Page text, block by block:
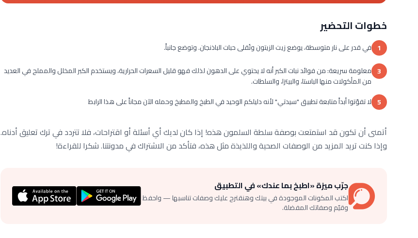
خطوات التحضير
1 في قدر على نار متوسطة، يوضع زيت الزيتون وتُقلى حبات الباذنجان. وتوضع جانباً.
3 معلومة سريعة: من فوائد نبات الكبر أنه لا يحتوي على الدهون لذلك فهو قليل السعرات الحرارية، ويستخدم الكبر المخلل والمملح في العديد
من المأكولات منها الباستا، والبيتزا، والسلطات.
5 لا تفوّتوا أبداً متابعة تطبيق "سيدتي" لأنه دليلكم الوحيد في الطبخ والمطبخ وحمله الآن مجاناً على هذا الرابط
أتمنى أن تكون قد استمتعت بوصفة سلطة السلمون هذه! إذا كان لديك أي أسئلة أو اقتراحات، فلا تتردد في ترك تعليق أدناه.
وإذا كنت تريد المزيد من الوصفات الصحية واللذيذة مثل هذه، فتأكد من الاشتراك في مدونتنا. شكرا للقراءة!
جرّب ميزة «اطبخ بما عندك» في التطبيق
اكتب المكونات الموجودة في بيتك وهنقترح عليك وصفات تناسبها — واحفظ
وقيّم وصفاتك المفضلة.